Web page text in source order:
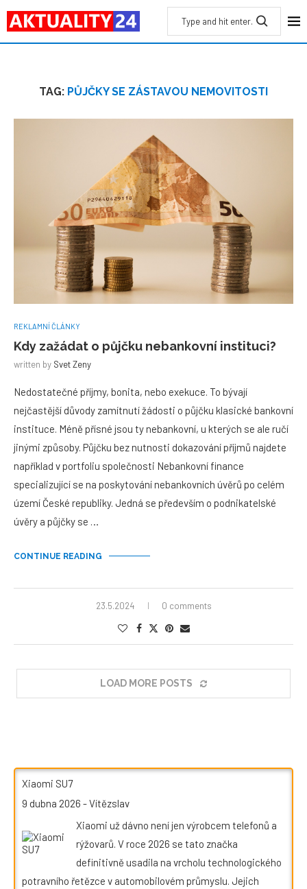
TAG: PŮJČKY SE ZÁSTAVOU NEMOVITOSTI
REKLAMNÍ ČLÁNKY
Kdy zažádat o půjčku nebankovní instituci?
written by Svet Zeny
Nedostatečné příjmy, bonita, nebo exekuce. To bývají
nejčastější důvody zamítnutí žádosti o půjčku klasické bankovní
instituce. Méně přísné jsou ty nebankovní, u kterých se ale ručí
jinými způsoby. Půjčku bez nutnosti dokazování příjmů najdete
například v portfoliu společnosti Nebankovní finance
specializující se na poskytování nebankovních úvěrů po celém
území České republiky. Jedná se především o podnikatelské
úvěry a půjčky se …
CONTINUE READING
23.5.2024 0 comments
LOAD MORE POSTS
Xiaomi SU7
9 dubna 2026 -Vítězslav
Xiaomi už dávno není jen výrobcem telefonů a
rýžovarů. V roce 2026 se tato značka
definitivně usadila na vrcholu technologického
potravního řetězce v automobilovém průmyslu. Jejich